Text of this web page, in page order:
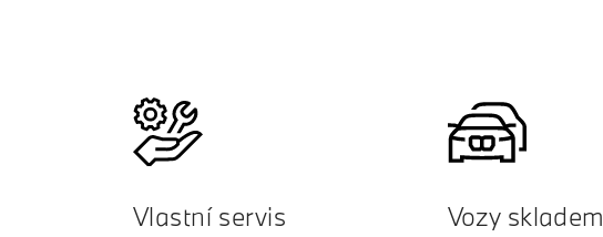
Vlastní servis Vozy skladem